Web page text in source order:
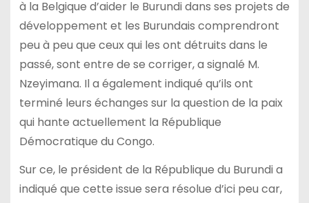
à la Belgique d’aider le Burundi dans ses projets de
développement et les Burundais comprendront
peu à peu que ceux qui les ont détruits dans le
passé, sont entre de se corriger, a signalé M.
Nzeyimana. Il a également indiqué qu’ils ont
terminé leurs échanges sur la question de la paix
qui hante actuellement la République
Démocratique du Congo.
Sur ce, le président de la République du Burundi a
indiqué que cette issue sera résolue d’ici peu car,